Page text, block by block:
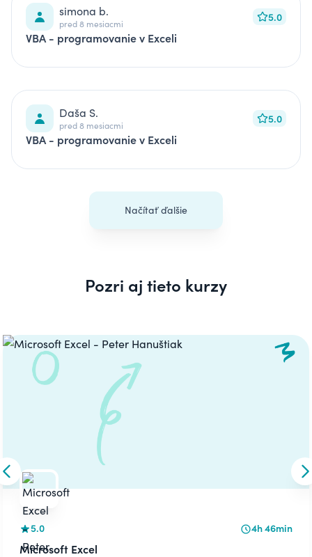
simona b.
pred 8 mesiacmi 5.0
VBA - programovanie v Exceli
Daša S.
pred 8 mesiacmi 5.0
VBA - programovanie v Exceli
Načítať ďalšie
Pozri aj tieto kurzy
Carousel
Skip to previous slide
5.0 4h 46min
Microsoft Excel